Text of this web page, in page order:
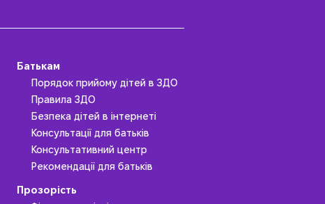
Батькам
Порядок прийому дітей в ЗДО
Правила ЗДО
Безпека дітей в інтернеті
Консультації для батьків
Консультативний центр
Рекомендації для батьків
Прозорість